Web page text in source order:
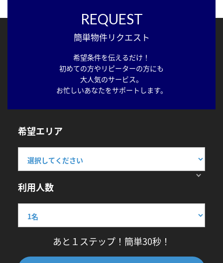
REQUEST
簡単物件リクエスト
希望条件を伝えるだけ！
初めての方やリピーターの方にも
大人気のサービス。
お忙しいあなたをサポートします。
希望エリア
利用人数
あと１ステップ！簡単30秒！